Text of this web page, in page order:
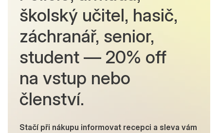
školský učitel, hasič,
záchranář, senior,
student — 20% off
na vstup nebo
členství.
Stačí při nákupu informovat recepci a sleva vám